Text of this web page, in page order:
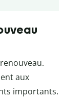
aux
importants.